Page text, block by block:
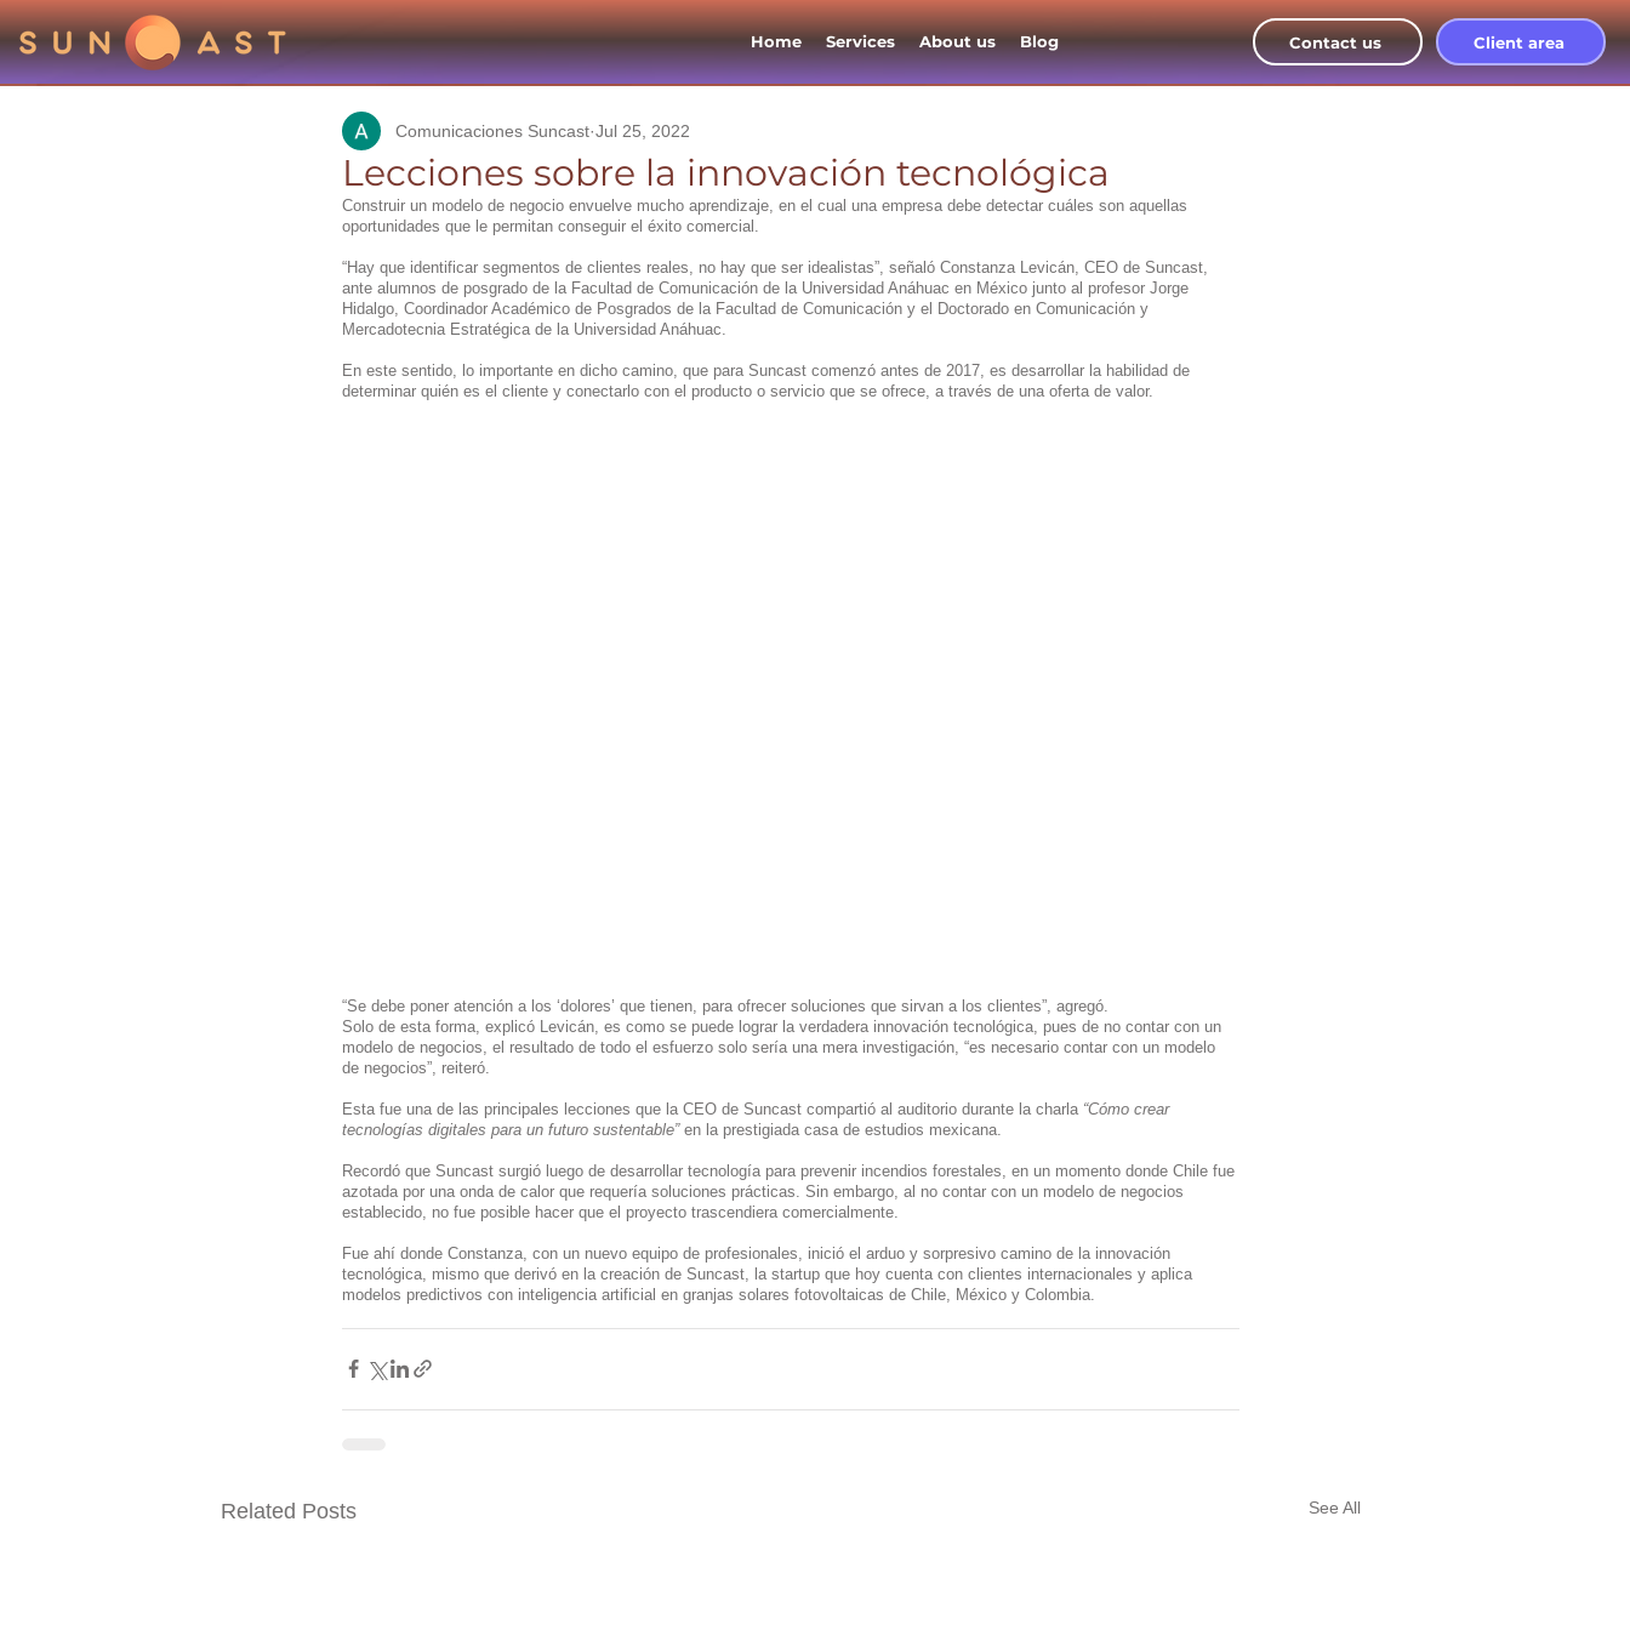
Home Services About us Blog Contact us Client area
Lecciones sobre la innovación tecnológica
Comunicaciones Suncast Jul 25, 2022
Construir un modelo de negocio envuelve mucho aprendizaje, en el cual una empresa debe detectar cuáles son aquellas
oportunidades que le permitan conseguir el éxito comercial.
“Hay que identificar segmentos de clientes reales, no hay que ser idealistas”, señaló Constanza Levicán, CEO de Suncast,
ante alumnos de posgrado de la Facultad de Comunicación de la Universidad Anáhuac en México junto al profesor Jorge
Hidalgo, Coordinador Académico de Posgrados de la Facultad de Comunicación y el Doctorado en Comunicación y
Mercadotecnia Estratégica de la Universidad Anáhuac.
En este sentido, lo importante en dicho camino, que para Suncast comenzó antes de 2017, es desarrollar la habilidad de
determinar quién es el cliente y conectarlo con el producto o servicio que se ofrece, a través de una oferta de valor.
“Se debe poner atención a los ‘dolores’ que tienen, para ofrecer soluciones que sirvan a los clientes”, agregó.
Solo de esta forma, explicó Levicán, es como se puede lograr la verdadera innovación tecnológica, pues de no contar con un
modelo de negocios, el resultado de todo el esfuerzo solo sería una mera investigación, “es necesario contar con un modelo
de negocios”, reiteró.
Esta fue una de las principales lecciones que la CEO de Suncast compartió al auditorio durante la charla “Cómo crear
tecnologías digitales para un futuro sustentable” en la prestigiada casa de estudios mexicana.
Recordó que Suncast surgió luego de desarrollar tecnología para prevenir incendios forestales, en un momento donde Chile fue
azotada por una onda de calor que requería soluciones prácticas. Sin embargo, al no contar con un modelo de negocios
establecido, no fue posible hacer que el proyecto trascendiera comercialmente.
Fue ahí donde Constanza, con un nuevo equipo de profesionales, inició el arduo y sorpresivo camino de la innovación
tecnológica, mismo que derivó en la creación de Suncast, la startup que hoy cuenta con clientes internacionales y aplica
modelos predictivos con inteligencia artificial en granjas solares fotovoltaicas de Chile, México y Colombia.
Related Posts See All